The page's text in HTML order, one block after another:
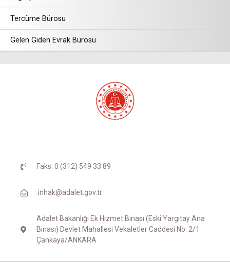
Tercüme Bürosu
Gelen Giden Evrak Bürosu
Faks: 0 (312) 549 33 89
inhak@adalet.gov.tr
Adalet Bakanlığı Ek Hizmet Binası (Eski Yargıtay Ana
Binası) Devlet Mahallesi Vekaletler Caddesi No: 2/1
Çankaya/ANKARA